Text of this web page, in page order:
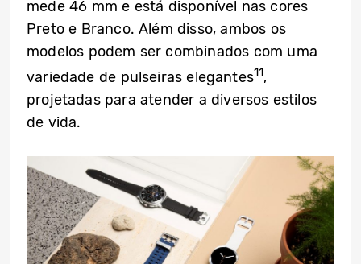
mede 46 mm e está disponível nas cores
Preto e Branco. Além disso, ambos os
modelos podem ser combinados com uma
variedade de pulseiras elegantes11,
projetadas para atender a diversos estilos
de vida.